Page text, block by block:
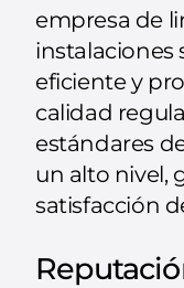
empresa de
instalaciones
eficiente y
calidad
estándares
un alto nivel,
satisfacción